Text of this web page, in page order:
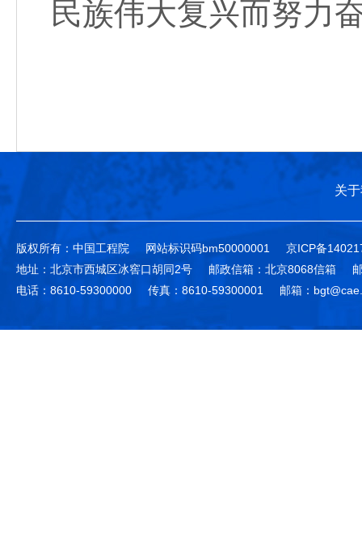
民族伟大复兴而努力
关
版权所有：中国工程院 网站标识码bm50000001
京ICP备
地址：北京市西城区冰窖口胡同2号
邮政信箱：北京8068信箱
电话：8610-59300000
传真：8610-59300001 邮箱：